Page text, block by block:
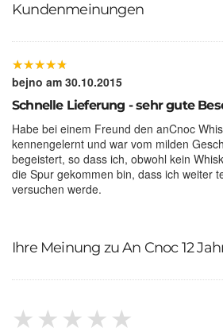
Kundenmeinungen
★★★★★
★★★★★
bejno am 30.10.2015
Schnelle Lieferung - sehr gute
Habe bei einem Freund den anCnoc
kennengelernt und war vom milden
begeistert, so dass ich, obwohl kein
die Spur gekommen bin, dass ich weiter
versuchen werde.
Ihre Meinung zu An Cnoc 12
★★★★★